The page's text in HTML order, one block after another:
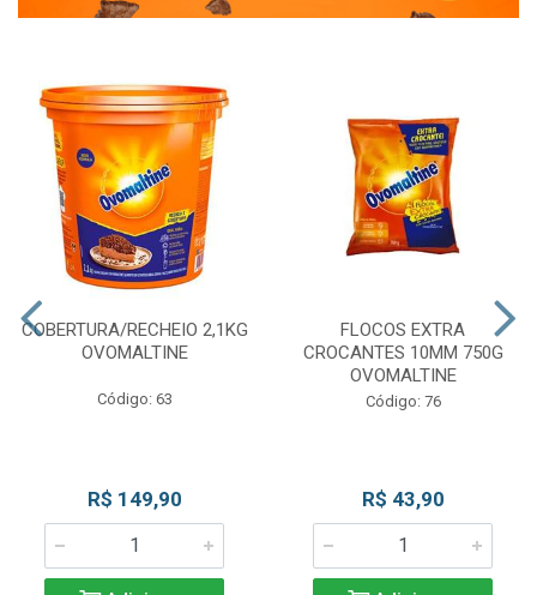
COBERTURA/RECHEIO 2,1KG
OVOMALTINE
Código: 63
R$ 149,90
FLOCOS EXTRA
CROCANTES 10MM 750G
OVOMALTINE
Código: 76
R$ 43,90